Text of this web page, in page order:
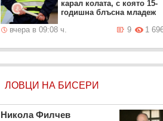
карал колата, с която 15-
годишна блъсна младеж
вчера в 09:08 ч.
1
9
ЛОВЦИ НА БИСЕРИ
Никола Филчев